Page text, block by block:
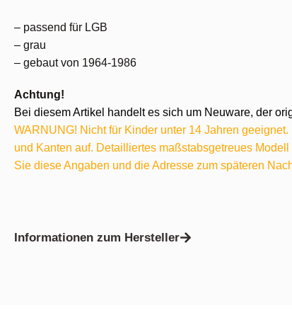
– passend für LGB
– grau
– gebaut von 1964-1986
Achtung!
Bei diesem Artikel handelt es sich um Neuware, der
WARNUNG! Nicht für Kinder unter 14 Jahren
und Kanten auf. Detailliertes maßstabsgetreues
Sie diese Angaben und die Adresse zum späteren
Informationen zum Hersteller